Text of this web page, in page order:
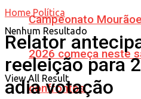
Campeonato
2026 começa neste
confrontos
Nenhum Resultado
View All Result
Home Política
Relator
reeleição para
adia votação